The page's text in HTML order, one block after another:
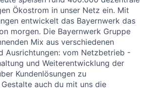
Ökostrom in unser Netz ein. Mit
entwickelt das Bayernwerk das
morgen. Die Bayernwerk Gruppe
Mix aus verschiedenen
Ausrichtungen: vom Netzbetrieb -
und Weiterentwicklung der
Kundenlösungen zu
auch du mit uns die